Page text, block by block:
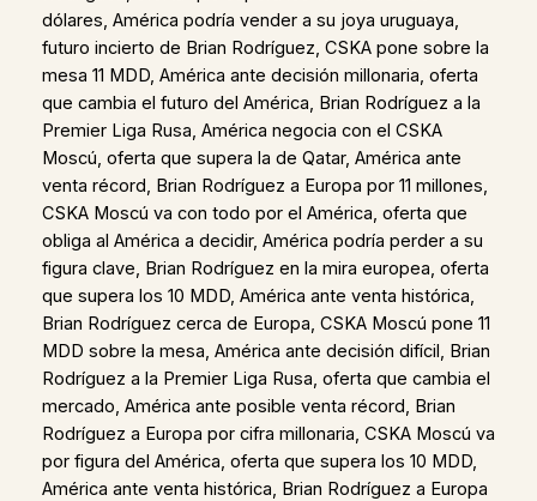
dólares, América podría vender a su joya uruguaya,
futuro incierto de Brian Rodríguez, CSKA pone sobre la
mesa 11 MDD, América ante decisión millonaria, oferta
que cambia el futuro del América, Brian Rodríguez a la
Premier Liga Rusa, América negocia con el CSKA
Moscú, oferta que supera la de Qatar, América ante
venta récord, Brian Rodríguez a Europa por 11 millones,
CSKA Moscú va con todo por el América, oferta que
obliga al América a decidir, América podría perder a su
figura clave, Brian Rodríguez en la mira europea, oferta
que supera los 10 MDD, América ante venta histórica,
Brian Rodríguez cerca de Europa, CSKA Moscú pone 11
MDD sobre la mesa, América ante decisión difícil, Brian
Rodríguez a la Premier Liga Rusa, oferta que cambia el
mercado, América ante posible venta récord, Brian
Rodríguez a Europa por cifra millonaria, CSKA Moscú va
por figura del América, oferta que supera los 10 MDD,
América ante venta histórica, Brian Rodríguez a Europa